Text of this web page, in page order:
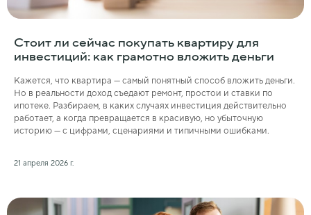
Стоит ли сейчас покупать квартиру для
инвестиций: как грамотно вложить деньги
Кажется, что квартира — самый понятный способ вложить деньги.
Но в реальности доход съедают ремонт, простои и ставки по
ипотеке. Разбираем, в каких случаях инвестиция действительно
работает, а когда превращается в красивую, но убыточную
историю — с цифрами, сценариями и типичными ошибками.
21 апреля 2026 г.